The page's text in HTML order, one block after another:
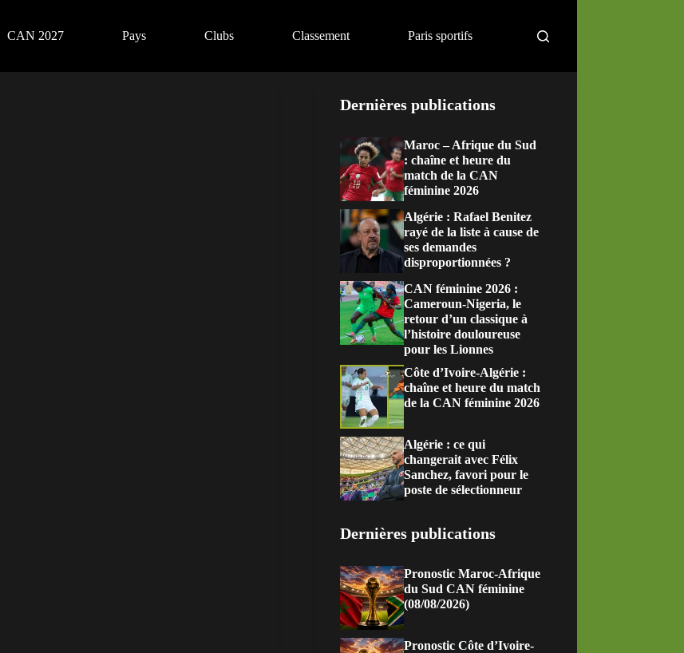
CAN 2027 Pays Clubs Classement Paris sportifs
Dernières publications
Maroc – Afrique du Sud
: chaîne et heure du
match de la CAN
féminine 2026
Algérie : Rafael Benitez
rayé de la liste à cause de
ses demandes
disproportionnées ?
CAN féminine 2026 :
Cameroun-Nigeria, le
retour d’un classique à
l’histoire douloureuse
pour les Lionnes
Côte d’Ivoire-Algérie :
chaîne et heure du match
de la CAN féminine 2026
Algérie : ce qui
changerait avec Félix
Sanchez, favori pour le
poste de sélectionneur
Dernières publications
Pronostic Maroc-Afrique
du Sud CAN féminine
(08/08/2026)
Pronostic Côte d’Ivoire-